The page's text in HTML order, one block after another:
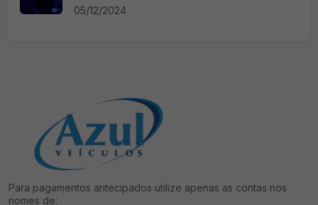
05/12/2024
Para pagamentos antecipados utilize apenas as contas nos
nomes de: